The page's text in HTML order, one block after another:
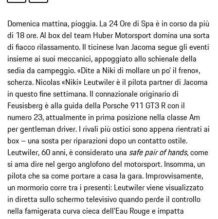
Domenica mattina, pioggia. La 24 Ore di Spa è in corso da più
di 18 ore. Al box del team Huber Motorsport domina una sorta
di fiacco rilassamento. Il ticinese Ivan Jacoma segue gli eventi
insieme ai suoi meccanici, appoggiato allo schienale della
sedia da campeggio. «Dite a Niki di mollare un po’ il freno»,
scherza. Nicolas «Niki» Leutwiler è il pilota partner di Jacoma
in questo fine settimana. Il connazionale originario di
Feusisberg è alla guida della Porsche 911 GT3 R con il
numero 23, attualmente in prima posizione nella classe Am
per gentleman driver. I rivali più ostici sono appena rientrati ai
box – una sosta per riparazioni dopo un contatto ostile.
Leutwiler, 60 anni, è considerato una safe pair of hands,come
si ama dire nel gergo anglofono del motorsport. Insomma, un
pilota che sa come portare a casa la gara. Improvvisamente,
un mormorio corre tra i presenti: Leutwiler viene visualizzato
in diretta sullo schermo televisivo quando perde il controllo
nella famigerata curva cieca dell’Eau Rouge e impatta